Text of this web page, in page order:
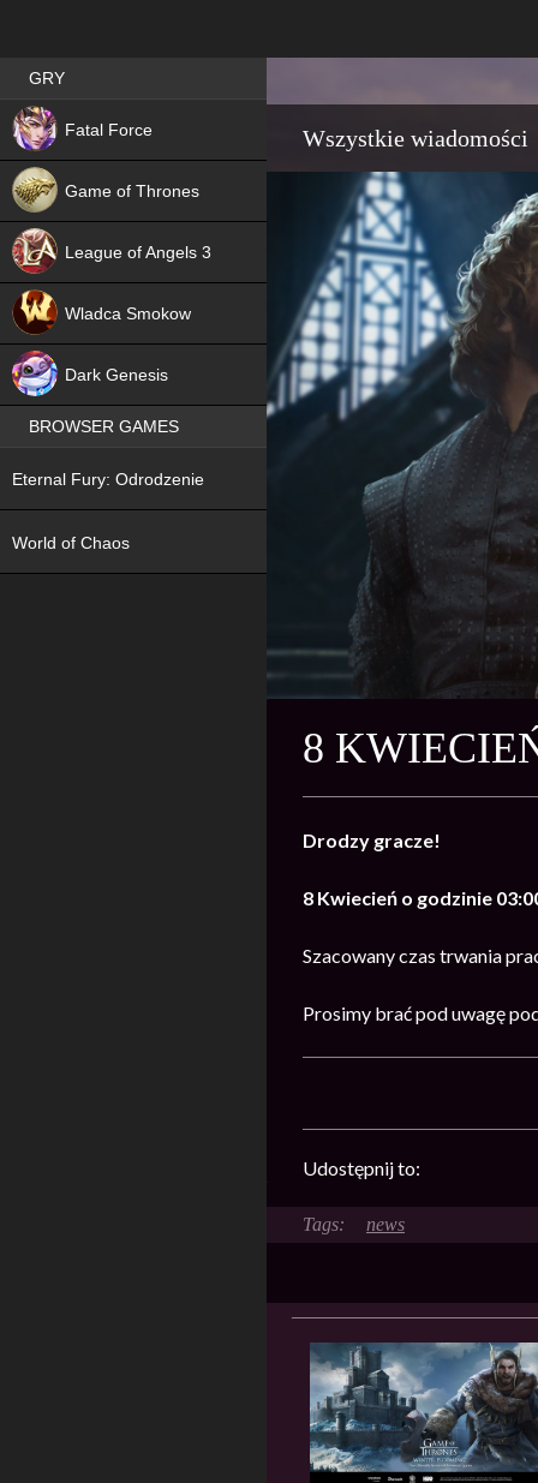
Wszystkie wiadomości
8
Drodzy gracze!
8 Kwiecień o godzinie
Szacowany czas trwania
Prosimy brać pod uwagę
Udostępnij to:
news
Best RPG games in Poland
GRY
Fatal Force
NEW
Game of Thrones
League of Angels 3
Wladca Smokow
Dark Genesis
BROWSER GAMES
Eternal Fury: Odrodzenie
World of Chaos